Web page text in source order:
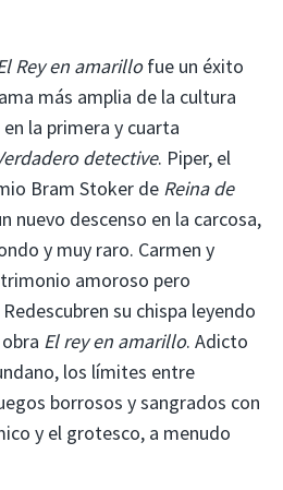
Rey en amarillofue un éxito
más amplia de la cultura
la primera y cuarta
detective. Piper, el
Bram Stoker de Reina de
nuevo descenso en la carcosa,
y muy raro. Carmen y
amoroso pero
su chispa leyendo
El rey en amarillo. Adicto
los límites entre
borrosos y sangrados con
y el grotesco, a menudo